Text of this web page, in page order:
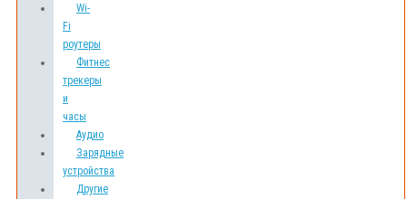
Wi-
Fi
роутеры
Фитнес
трекеры
и
часы
Аудио
Зарядные
устройства
Другие